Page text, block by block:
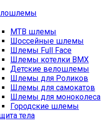
MTB шлемы
Шоссейные шлемы
Шлемы Full Face
Шлемы котелки BMX
Детские велошлемы
Шлемы для Роликов
Шлемы для самокатов
Шлемы для моноколеса
Городские шлемы
тела